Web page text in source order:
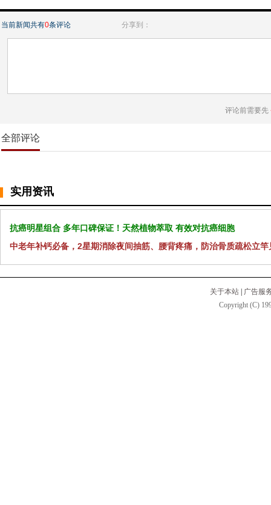
当前新闻共有0条评论 分享到：
评论前需要先
全部评论
实用资讯
抗癌明星组合 多年口碑保证！天然植物萃取 有效对抗癌细胞
中老年补钙必备，2星期消除夜间抽筋、腰背疼痛，防治骨质疏松立竿
关于本站
广告服
Copyright (C)